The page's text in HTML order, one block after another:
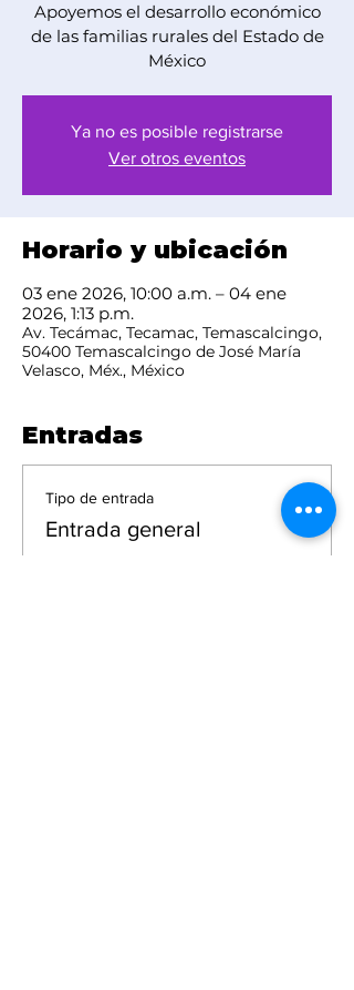
Apoyemos el desarrollo económico
de las familias rurales del Estado de
México
Ya no es posible registrarse
Ver otros eventos
Horario y ubicación
03 ene 2026, 10:00 a.m. – 04 ene
2026, 1:13 p.m.
Av. Tecámac, Tecamac, Temascalcingo,
50400 Temascalcingo de José María
Velasco, Méx., México
Entradas
Tipo de entrada
Entrada general